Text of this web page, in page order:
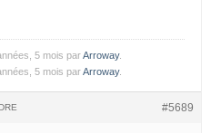
5 mois parArroway.
5 mois parArroway.
#5689